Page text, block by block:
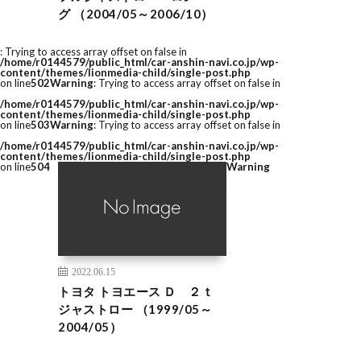
グ （2004/05～2006/10）
: Trying to access array offset on false in
/home/r0144579/public_html/car-anshin-navi.co.jp/wp-
content/themes/lionmedia-child/single-post.php
on line502Warning: Trying to access array offset on false in
/home/r0144579/public_html/car-anshin-navi.co.jp/wp-
content/themes/lionmedia-child/single-post.php
on line503Warning: Trying to access array offset on false in
/home/r0144579/public_html/car-anshin-navi.co.jp/wp-
content/themes/lionmedia-child/single-post.php
on line504
2022.06.15
トヨタ トヨエース Ｄ ２ｔ
ジャストロー （1999/05～
2004/05）
Warning